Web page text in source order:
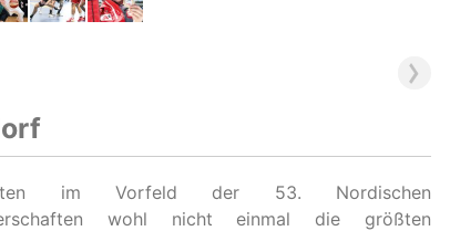
im Vorfeld der 53. Nordischen
wohl nicht einmal die größten